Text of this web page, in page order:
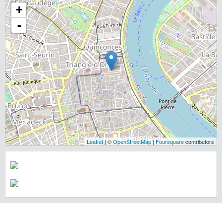
+
-
Leaflet| ©OpenStreetMap|Foursquarecontributors